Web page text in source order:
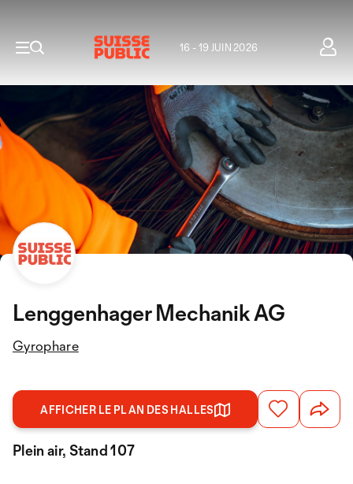
16 - 19 JUIN 2026
Lenggenhager Mechanik AG
Gyrophare
AFFICHER LE PLAN DES HALLES
Plein air, Stand 107